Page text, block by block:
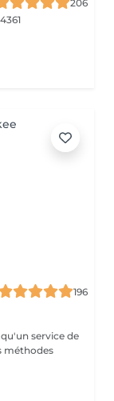
206
196
service de
méthodes